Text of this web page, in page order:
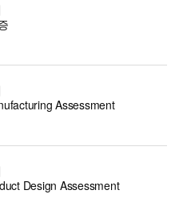
Assessment
Design Assessment